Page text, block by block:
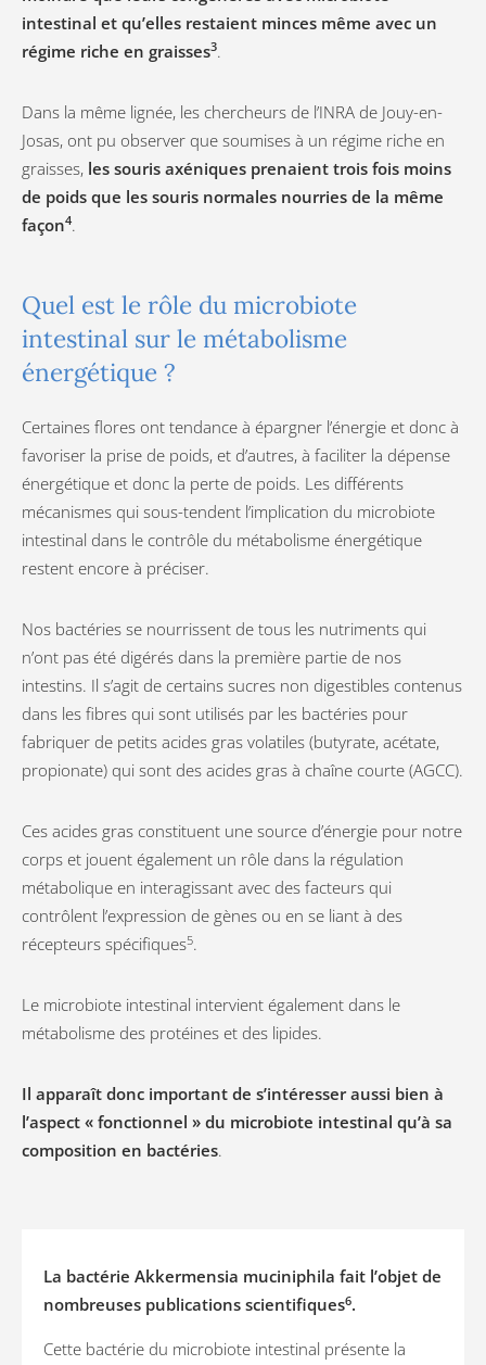
intestinal et qu’elles restaient minces même avec un
régime riche en graisses3.
Dans la même lignée, les chercheurs de l’INRA de Jouy-en-
Josas, ont pu observer que soumises à un régime riche en
graisses, les souris axéniques prenaient trois fois moins
de poids que les souris normales nourries de la même
façon4.
Quel est le rôle du microbiote
intestinal sur le métabolisme
énergétique ?
Certaines flores ont tendance à épargner l’énergie et donc à
favoriser la prise de poids, et d’autres, à faciliter la dépense
énergétique et donc la perte de poids. Les différents
mécanismes qui sous-tendent l’implication du microbiote
intestinal dans le contrôle du métabolisme énergétique
restent encore à préciser.
Nos bactéries se nourrissent de tous les nutriments qui
n’ont pas été digérés dans la première partie de nos
intestins. Il s’agit de certains sucres non digestibles contenus
dans les fibres qui sont utilisés par les bactéries pour
fabriquer de petits acides gras volatiles (butyrate, acétate,
propionate) qui sont des acides gras à chaîne courte (AGCC).
Ces acides gras constituent une source d’énergie pour notre
corps et jouent également un rôle dans la régulation
métabolique en interagissant avec des facteurs qui
contrôlent l’expression de gènes ou en se liant à des
récepteurs spécifiques5.
Le microbiote intestinal intervient également dans le
métabolisme des protéines et des lipides.
Il apparaît donc important de s’intéresser aussi bien à
l’aspect « fonctionnel » du microbiote intestinal qu’à sa
composition en bactéries.
La bactérie Akkermensia muciniphila fait l’objet de
nombreuses publications scientifiques6.
Cette bactérie du microbiote intestinal présente la